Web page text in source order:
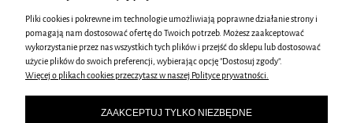
ZAKUPY
POMOC
Pliki cookies i pokrewne im technologie umożliwiają poprawne działanie strony i
pomagają nam dostosować ofertę do Twoich potrzeb. Możesz zaakceptować
wykorzystanie przez nas wszystkich tych plików i przejść do sklepu lub dostosować
użycie plików do swoich preferencji, wybierając opcję "Dostosuj zgody".
Więcej o plikach cookies przeczytasz w naszej Polityce prywatności.
ZAAKCEPTUJ TYLKO NIEZBĘDNE